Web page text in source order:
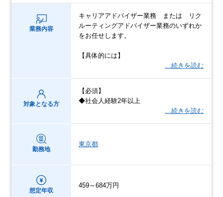
業務内容
キャリアアドバイザー業務 または リク
ルーティングアドバイザー業務のいずれか
をお任せします。
【具体的には】
…続きを読む
対象となる方
【必須】
◆社会人経験2年以上
…続きを読む
勤務地
東京都
想定年収
459～684万円